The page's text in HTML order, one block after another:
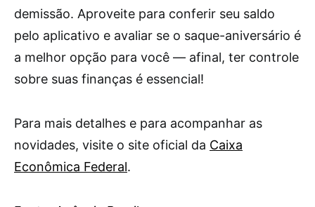
demissão. Aproveite para conferir seu saldo
pelo aplicativo e avaliar se o saque-aniversário é
a melhor opção para você — afinal, ter controle
sobre suas finanças é essencial!
Para mais detalhes e para acompanhar as
novidades, visite o site oficial da Caixa
Econômica Federal.